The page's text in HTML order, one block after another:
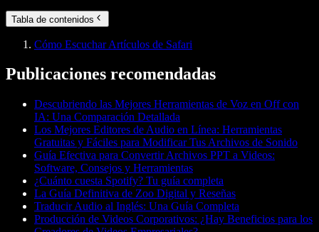
Tabla de contenidos
Cómo Escuchar Artículos de Safari
Publicaciones recomendadas
Descubriendo las Mejores Herramientas de Voz en Off con
IA: Una Comparación Detallada
Los Mejores Editores de Audio en Línea: Herramientas
Gratuitas y Fáciles para Modificar Tus Archivos de Sonido
Guía Efectiva para Convertir Archivos PPT a Videos:
Software, Consejos y Herramientas
¿Cuánto cuesta Spotify? Tu guía completa
La Guía Definitiva de Zoo Digital y Reseñas
Traducir Audio al Inglés: Una Guía Completa
Producción de Videos Corporativos: ¿Hay Beneficios para los